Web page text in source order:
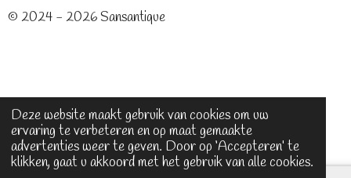
Deze website maakt gebruik van cookies om uw
ervaring te verbeteren en op maat gemaakte
advertenties weer te geven. Door op ‘Accepteren’ te
klikken, gaat u akkoord met het gebruik van alle cookies.
© 2024 - 2026 Sansantique